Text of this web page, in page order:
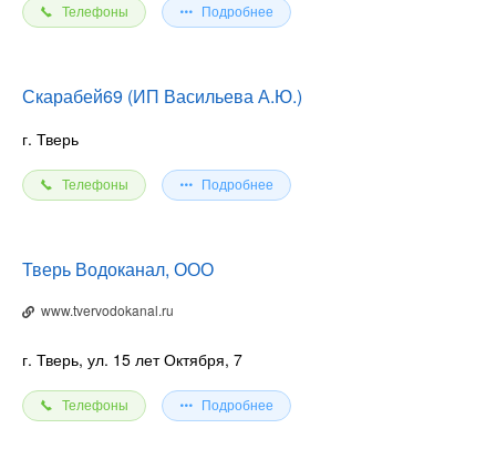
Телефоны Подробнее
Скарабей69 (ИП Васильева А.Ю.)
г. Тверь
Телефоны Подробнее
Тверь Водоканал, ООО
www.tvervodokanal.ru
г. Тверь, ул. 15 лет Октября, 7
Телефоны Подробнее